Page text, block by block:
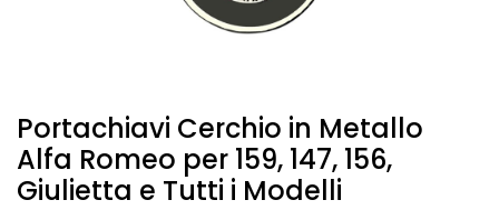
Portachiavi Cerchio in Metallo
Alfa Romeo per 159, 147, 156,
Giulietta e Tutti i Modelli